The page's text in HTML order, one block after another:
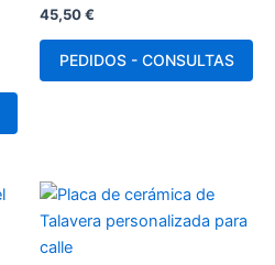
45,50€
PEDIDOS - CONSULTAS